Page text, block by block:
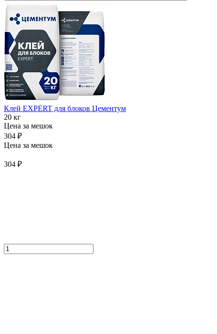
Клей EXPERT для блоков Цементум
20 кг
Цена за мешок
304 ₽
Цена за мешок
304 ₽